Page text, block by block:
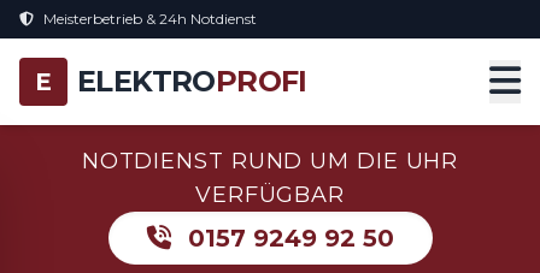
Meisterbetrieb & 24h Notdienst
E ELEKTROPROFI
NOTDIENST RUND UM DIE UHR
VERFÜGBAR
0157 9249 92 50